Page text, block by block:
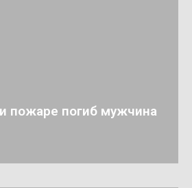
пожаре погиб мужчина